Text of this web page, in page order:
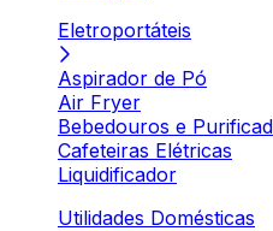
Eletroportáteis
Aspirador de Pó
Air Fryer
Bebedouros e
Cafeteiras Elétricas
Liquidificador
Utilidades Domésticas